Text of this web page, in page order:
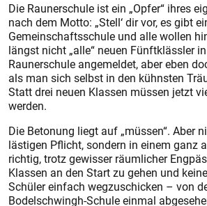
Die Raunerschule ist ein „Opfer“ ihres
nach dem Motto: „Stell‘ dir vor, es gibt
Gemeinschaftsschule und alle wollen
längst nicht „alle“ neuen Fünftklässler
Raunerschule angemeldet, aber eben
als man sich selbst in den kühnsten
Statt drei neuen Klassen müssen jetzt
werden.
Die Betonung liegt auf „müssen“. Aber
lästigen Pflicht, sondern in einem ganz
richtig, trotz gewisser räumlicher
Klassen an den Start zu gehen und
Schüler einfach wegzuschicken – von
Bodelschwingh-Schule einmal